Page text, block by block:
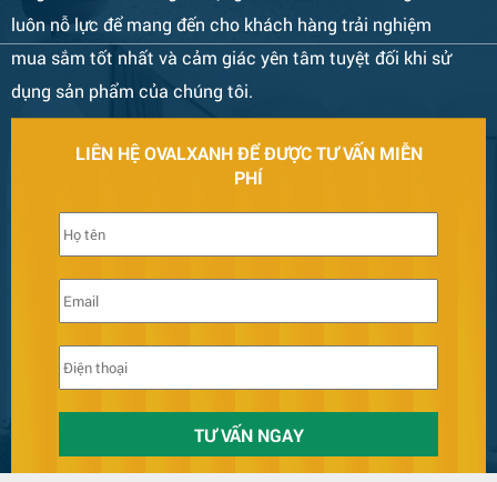
Bàn Ghế 132
Bàn Ghế 131
luôn nỗ lực để mang đến cho khách hàng trải nghiệm
mua sắm tốt nhất và cảm giác yên tâm tuyệt đối khi sử
dụng sản phẩm của chúng tôi.
LIÊN HỆ OVALXANH ĐỂ ĐƯỢC TƯ VẤN MIỄN
PHÍ